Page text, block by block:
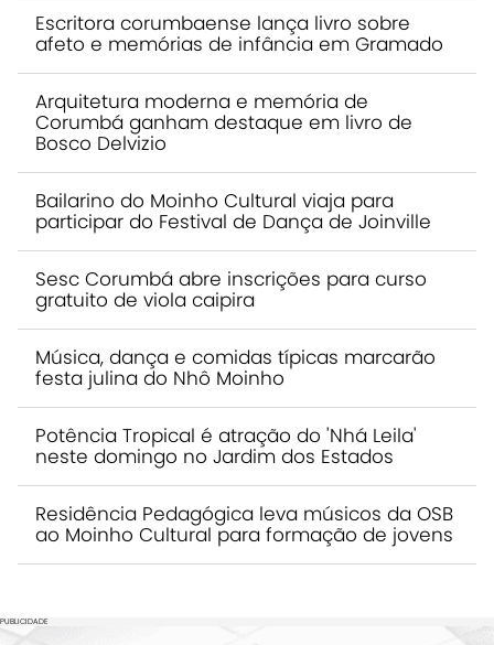
Escritora corumbaense lança livro sobre
afeto e memórias de infância em Gramado
Arquitetura moderna e memória de
Corumbá ganham destaque em livro de
Bosco Delvizio
Bailarino do Moinho Cultural viaja para
participar do Festival de Dança de Joinville
Sesc Corumbá abre inscrições para curso
gratuito de viola caipira
Música, dança e comidas típicas marcarão
festa julina do Nhô Moinho
Potência Tropical é atração do 'Nhá Leila'
neste domingo no Jardim dos Estados
Residência Pedagógica leva músicos da OSB
ao Moinho Cultural para formação de jovens
PUBLICIDADE